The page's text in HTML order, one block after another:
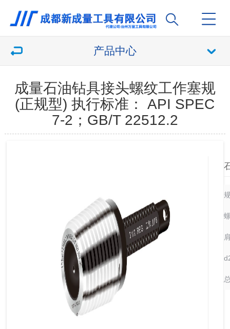
产品中心
成量石油钻具接头螺纹工作塞规
(正规型) 执行标准： API SPEC
7-2；GB/T 22512.2